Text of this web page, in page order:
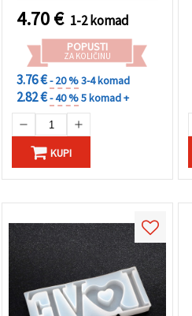
4.70€ 1-2 komad
POPUSTI
ZA KOLIČINU
3.76 €- 20 %3-4 komad
2.82 €- 40 %5 komad +
KUPI